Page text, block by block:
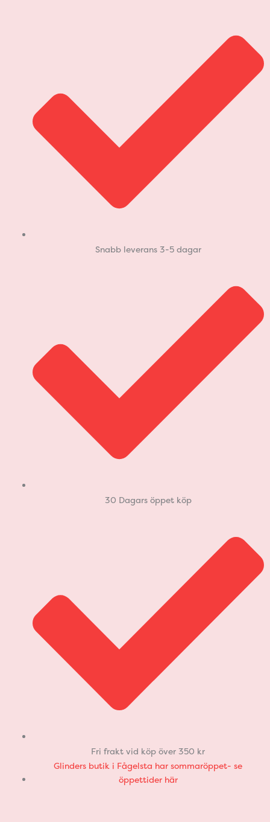
Snabb leverans 3-5 dagar
30 Dagars öppet köp
Fri frakt vid köp över 350 kr
Glinders butik i Fågelsta har sommaröppet- se
öppettider här